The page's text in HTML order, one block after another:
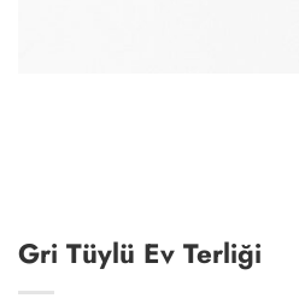
Gri Tüylü Ev Terliği